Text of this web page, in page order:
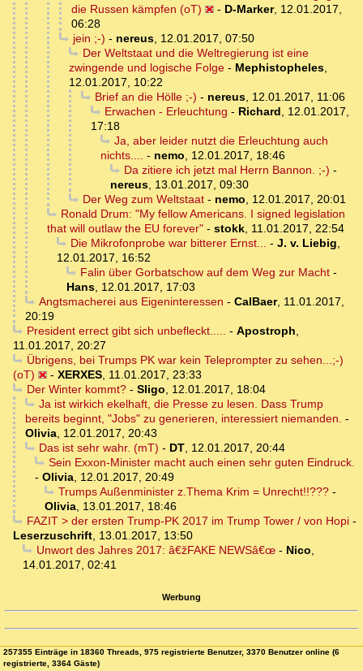
die Russen kämpfen (oT)
- D-Marker, 12.01.2017,
06:28
jein ;-) - nereus, 12.01.2017, 07:50
Der Weltstaat und die Weltregierung ist eine
zwingende und logische Folge - Mephistopheles,
12.01.2017, 10:22
Brief an die Hölle ;-) - nereus, 12.01.2017, 11:06
Erwachen - Erleuchtung - Richard, 12.01.2017,
17:18
Ja, aber leider nutzt die Erleuchtung auch
nichts.... - nemo, 12.01.2017, 18:46
Da zitiere ich jetzt mal Herrn Bannon. ;-) -
nereus, 13.01.2017, 09:30
Der Weg zum Weltstaat- nemo, 12.01.2017, 20:01
Ronald Drum: "My fellow Americans. I signed legislation
that will outlaw the EU forever" - stokk, 11.01.2017, 22:54
Die Mikrofonprobe war bitterer Ernst... - J. v. Liebig,
12.01.2017, 16:52
Falin über Gorbatschow auf dem Weg zur Macht-
Hans, 12.01.2017, 17:03
Angtsmacherei aus Eigeninteressen - CalBaer, 11.01.2017,
20:19
President errect gibt sich unbefleckt..... - Apostroph,
11.01.2017, 20:27
Übrigens, bei Trumps PK war kein Teleprompter zu sehen...;-)
(oT)
- XERXES, 11.01.2017, 23:33
Der Winter kommt?- Sligo, 12.01.2017, 18:04
Ja ist wirkich ekelhaft, die Presse zu lesen. Dass Trump
bereits beginnt, "Jobs" zu generieren, interessiert niemanden. -
Olivia, 12.01.2017, 20:43
Das ist sehr wahr. (mT) - DT, 12.01.2017, 20:44
Sein Exxon-Minister macht auch einen sehr guten Eindruck.
- Olivia, 12.01.2017, 20:49
Trumps Außenminister z.Thema Krim = Unrecht!!???-
Olivia, 13.01.2017, 18:46
FAZIT > der ersten Trump-PK 2017 im Trump Tower / von Hopi-
Leserzuschrift, 13.01.2017, 13:50
Unwort des Jahres 2017: â€žFAKE NEWSâ€œ- Nico,
14.01.2017, 02:41
Werbung
257355 Einträge in 18360 Threads, 975 registrierte Benutzer, 3370 Benutzer online (6
registrierte, 3364 Gäste)